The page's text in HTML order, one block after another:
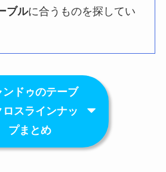
ブルに合うものを探してい
ンドゥのテーブ
ロスラインナッ
プまとめ